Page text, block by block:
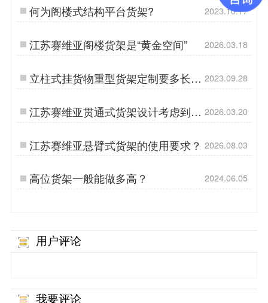
何为阁楼式结构平台货架? 2023.10.17
江苏赛维亚阁楼货架是“黄金空间” 2026.03.18
立柱式挂货物重型货架定制要多长时
间？
2023.09.28
江苏赛维亚贯通式货架设计考虑到的
因素
2026.03.20
江苏赛维亚悬臂式货架的使用要求？ 2026.08.03
高位货架一般能做多高？ 2024.06.05
用户评论
我要评论